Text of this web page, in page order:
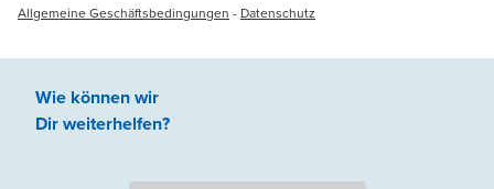
Allgemeine Geschäftsbedingungen - Datenschutz
Wie können wir
Dir weiterhelfen?